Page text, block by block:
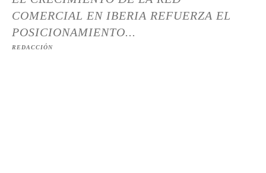
COMERCIAL EN IBERIA REFUERZA EL
POSICIONAMIENTO...
REDACCIÓN